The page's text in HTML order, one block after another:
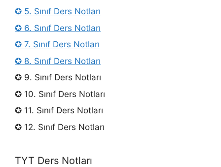
✪ 5. Sınıf Ders Notları
✪ 6. Sınıf Ders Notları
✪ 7. Sınıf Ders Notları
✪ 8. Sınıf Ders Notları
✪ 9. Sınıf Ders Notları
✪ 10. Sınıf Ders Notları
✪ 11. Sınıf Ders Notları
✪ 12. Sınıf Ders Notları
TYT Ders Notları